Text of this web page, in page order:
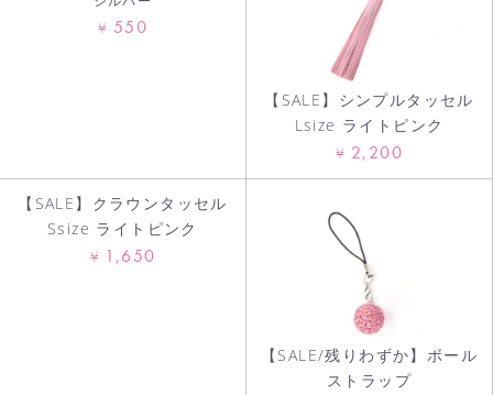
¥ 550
【SALE】シンプルタッセル
Lsize ライトピンク
¥ 2,200
【SALE】クラウンタッセル
Ssize ライトピンク
¥ 1,650
【SALE/残りわずか】ボール
ストラップ